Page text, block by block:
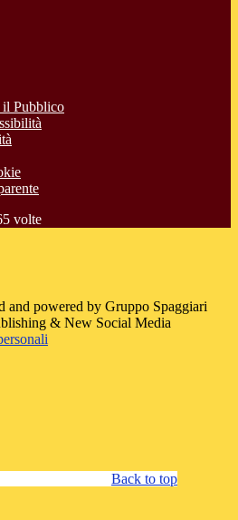
Pubblico
volte
and powered by Gruppo Spaggiari
& New Social Media
Back to top